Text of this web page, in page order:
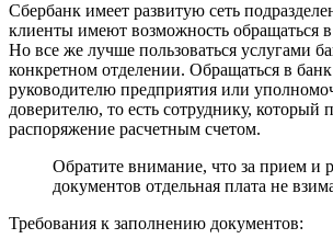
Сбербанк имеет развитую сеть
клиенты имеют возможность обращаться
Но все же лучше пользоваться услугами
конкретном отделении. Обращаться в банк
руководителю предприятия или
доверителю, то есть сотруднику, который
распоряжение расчетным счетом.
Обратите внимание, что за прием и
документов отдельная плата не
Требования к заполнению документов: